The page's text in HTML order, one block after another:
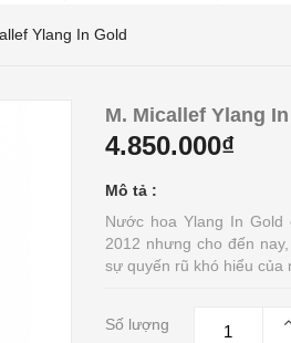
Ylang In Gold
M. Micallef Ylang
4.850.000₫
Mô tả :
Nước hoa Ylang In
2012 nhưng cho đến
sự quyến rũ khó hiểu của
Số lượng